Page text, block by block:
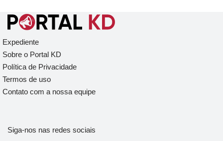
Expediente
Sobre o Portal KD
Política de Privacidade
Termos de uso
Contato com a nossa equipe
Siga-nos nas redes sociais